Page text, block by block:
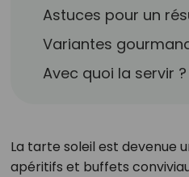
Astuces pour un
Variantes
Avec quoi la servir ?
La tarte soleil est devenue
apéritifs et buffets